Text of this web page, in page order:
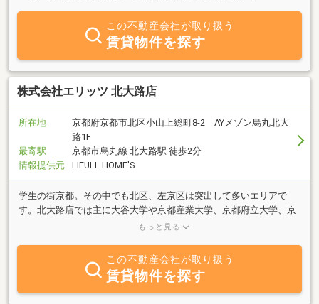
この不動産会社が取り扱う
賃貸物件を探す
株式会社エリッツ 北大路店
所在地
京都府京都市北区小山上総町8-2 AYメゾン烏丸北大
路1F
最寄駅
京都市烏丸線 北大路駅 徒歩2分
情報提供元
LIFULL HOME'S
学生の街京都。その中でも北区、左京区は突出して多いエリアで
す。北大路店では主に大谷大学や京都産業大学、京都府立大学、京
都工芸繊維大学や京都精華大学生のお部屋探しをお手伝いさせてい
もっと見る
この不動産会社が取り扱う
賃貸物件を探す